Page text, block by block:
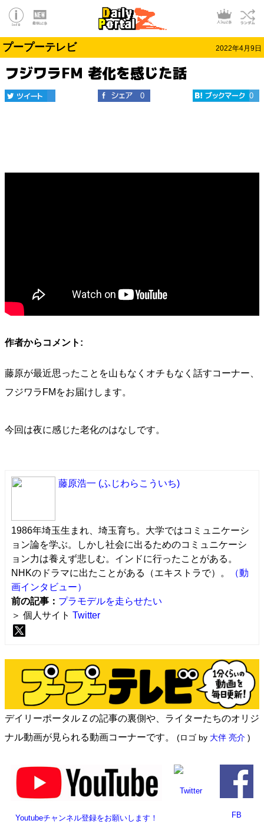
プープーテレビ 2022年4月9日
フジワラFM 老化を感じた話
0 0
作者からコメント:
藤原が最近思ったことを山もなくオチもなく話すコーナー、
フジワラFMをお届けします。
今回は夜に感じた老化のはなしです。
藤原浩一 (ふじわらこういち)
1986年埼玉生まれ、埼玉育ち。大学ではコミュニケーシ
ョン論を学ぶ。しかし社会に出るためのコミュニケーシ
ョン力は養えず悲しむ。インドに行ったことがある。
NHKのドラマに出たことがある（エキストラで）。
（動
画インタビュー）
前の記事： プラモデルを走らせたい
＞ 個人サイト Twitter
デイリーポータルＺの記事の裏側や、ライターたちのオリジ
ナル動画が見られる動画コーナーです。 (ロゴ by 大伴 亮介 )
Youtubeチャンネル登録をお願いします！
Twitter
FB